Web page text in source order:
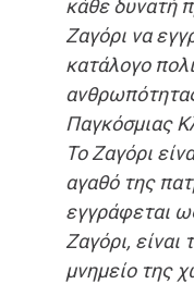
κάθε δυνατή
Ζαγόρι να
κατάλογο
Παγκόσμιας
Το Ζαγόρι
αγαθό της
εγγράφεται
Ζαγόρι,
μνημείο της